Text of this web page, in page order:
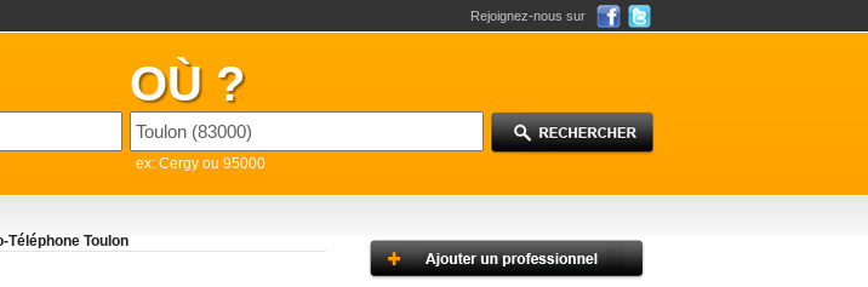
Rejoignez-nous sur
OÙ ?
ex: Cergy ou 95000
Téléphone Toulon